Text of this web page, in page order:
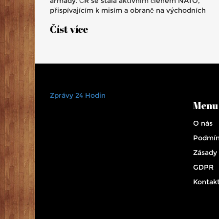
přispívajícím k misím a obraně na východních
Číst více
Zprávy 24 Hodin
Menu
O nás
GDPR